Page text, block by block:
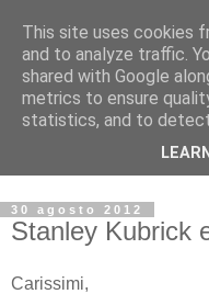
Archivio
Commenti e notizie su
Segnalazione di eventi,
mostre e appuntamenti.
30 agosto 2012
Stanley Kubrick
Carissimi,
This site uses cookies
and to analyze traffic.
shared with Google
metrics to ensure
statistics, and to detect